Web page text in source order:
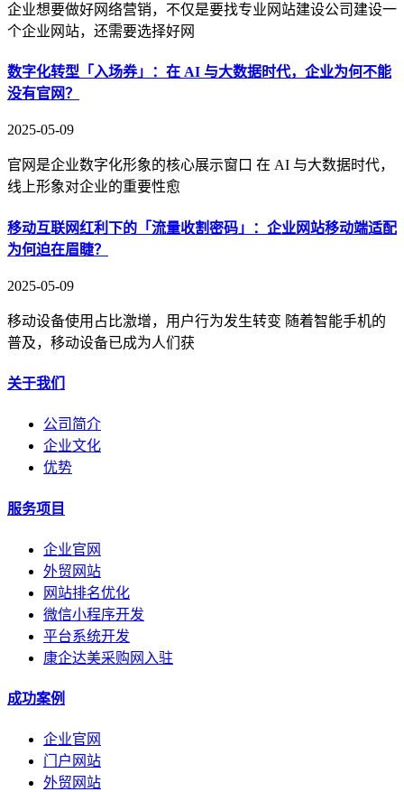
企业想要做好网络营销，不仅是要找专业网站建设公司建设一
个企业网站，还需要选择好网
数字化转型「入场券」：在 AI 与大数据时代，企业为何不能
没有官网？
2025-05-09
官网是企业数字化形象的核心展示窗口 在 AI 与大数据时代，
线上形象对企业的重要性愈
移动互联网红利下的「流量收割密码」：企业网站移动端适配
为何迫在眉睫？
2025-05-09
移动设备使用占比激增，用户行为发生转变 随着智能手机的
普及，移动设备已成为人们获
关于我们
公司简介
企业文化
优势
服务项目
企业官网
外贸网站
网站排名优化
微信小程序开发
平台系统开发
康企达美采购网入驻
成功案例
企业官网
门户网站
外贸网站